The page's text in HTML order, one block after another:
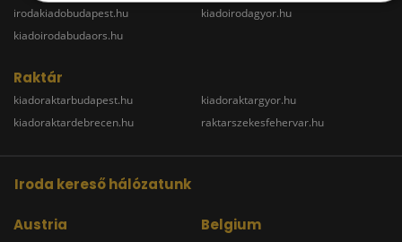
irodakiadobudapest.hu
kiadoirodabudaors.hu
kiadoirodagyor.hu
Raktár
kiadoraktarbudapest.hu
kiadoraktardebrecen.hu
kiadoraktargyor.hu
raktarszekesfehervar.hu
Iroda kereső hálózatunk
Austria Belgium